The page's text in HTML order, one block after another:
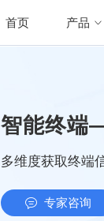
首页 产品
智能终端
多维度获取终端
专家咨询